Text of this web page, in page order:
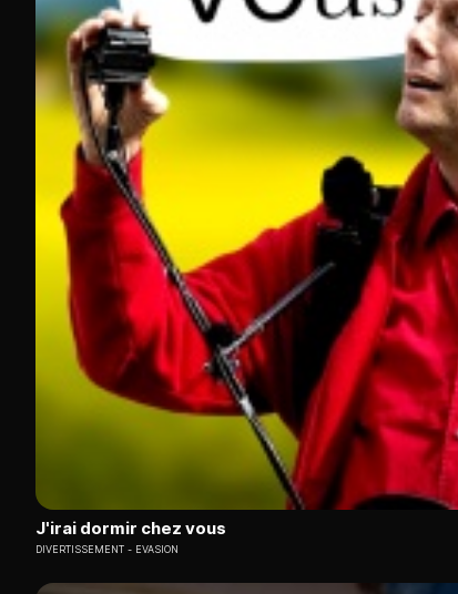
J'irai dormir chez vous
DIVERTISSEMENT EVASION